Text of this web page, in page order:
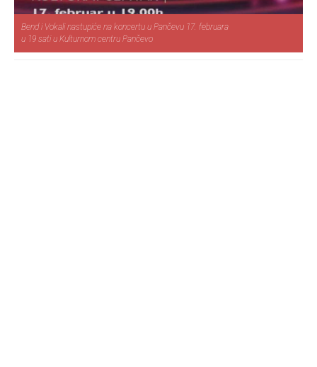
Bend i Vokali nastupiće na koncertu u Pančevu 17. februara
u 19 sati u Kulturnom centru Pančevo